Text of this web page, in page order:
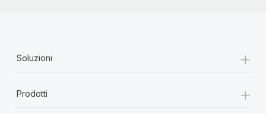
Soluzioni +
Prodotti +